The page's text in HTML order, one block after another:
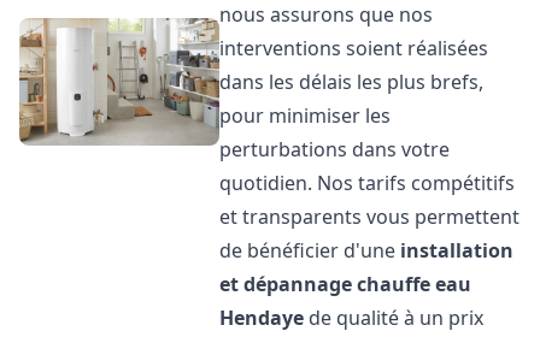
nous assurons que nos
interventions soient réalisées
dans les délais les plus brefs,
pour minimiser les
perturbations dans votre
quotidien. Nos tarifs compétitifs
et transparents vous permettent
de bénéficier d'une installation
et dépannage chauffe eau
Hendaye de qualité à un prix